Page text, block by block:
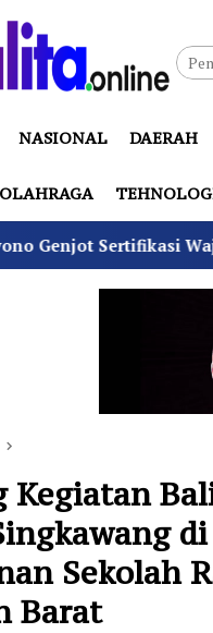
NASIONAL DAERAH
OLAHRAGA
Wajib SLHS, Target
Sekolah
Barat